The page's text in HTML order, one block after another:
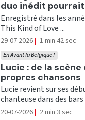
duo inédit
Enregistré dans les
This Kind of Love ...
29-07-2026 | 1 min 42 sec
Ecouter
Lucie : de la scène
propres chansons
En Avant la Belgique !
Lucie revient sur ses
chanteuse dans des bars
20-07-2026 | 2 min 3 sec